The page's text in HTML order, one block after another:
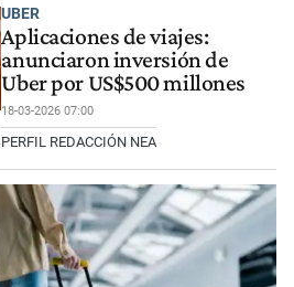
UBER
Aplicaciones de viajes:
anunciaron inversión de
Uber por US$500 millones
18-03-2026 07:00
PERFIL REDACCIÓN NEA